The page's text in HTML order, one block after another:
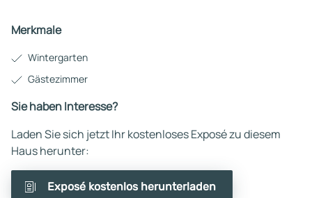
Merkmale
Wintergarten
Gästezimmer
Sie haben Interesse?
Laden Sie sich jetzt Ihr kostenloses Exposé zu diesem
Haus herunter:
Exposé kostenlos herunterladen